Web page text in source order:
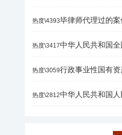
热度\4393毕律师代理过的
热度\3417中华人民共和国
热度\3059行政事业性国有
热度\2812中华人民共和国